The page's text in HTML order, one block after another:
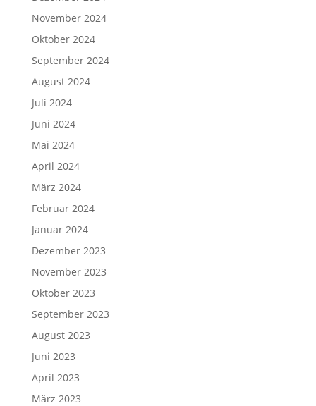
November 2024
Oktober 2024
September 2024
August 2024
Juli 2024
Juni 2024
Mai 2024
April 2024
März 2024
Februar 2024
Januar 2024
Dezember 2023
November 2023
Oktober 2023
September 2023
August 2023
Juni 2023
April 2023
März 2023